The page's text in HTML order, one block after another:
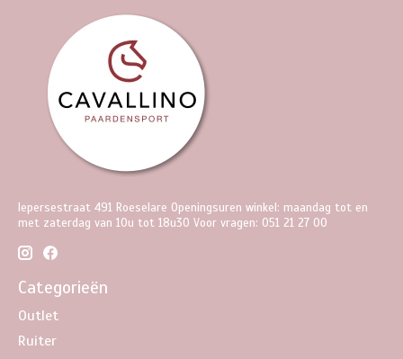
Iepersestraat 491 Roeselare Openingsuren winkel: maandag tot en
met zaterdag van 10u tot 18u30 Voor vragen: 051 21 27 00
Categorieën
Outlet
Ruiter